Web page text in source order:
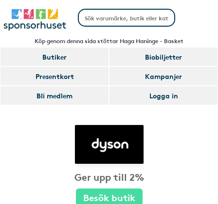
Köp genom denna sida stöttar Haga Haninge - Basket
Butiker
Biobiljetter
Presentkort
Kampanjer
Bli medlem
Logga in
Ger upp till 2%
Besök butik